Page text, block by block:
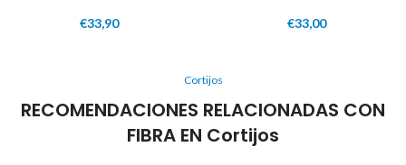
€33,90 €33,00
Cortijos
RECOMENDACIONES RELACIONADAS CON
FIBRA EN Cortijos